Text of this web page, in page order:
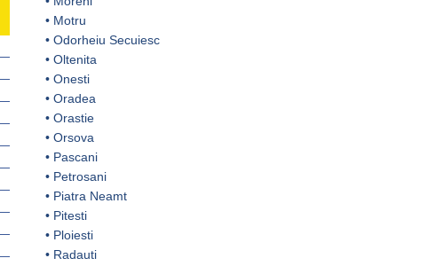
• Motru
• Odorheiu Secuiesc
• Oltenita
• Onesti
• Oradea
• Orastie
• Orsova
• Pascani
• Petrosani
• Piatra Neamt
• Pitesti
• Ploiesti
• Radauti